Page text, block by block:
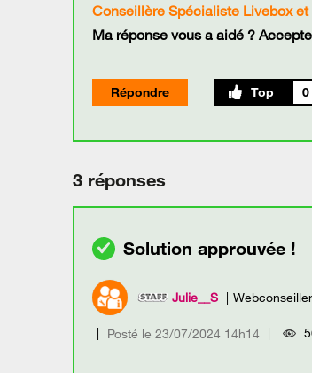
Conseillère Spécialiste Livebox
Ma réponse vous a aidé ?
Répondre 0
3 réponses
Julie__S Webconseiller
Posté le ‎23/07/2024 14h14